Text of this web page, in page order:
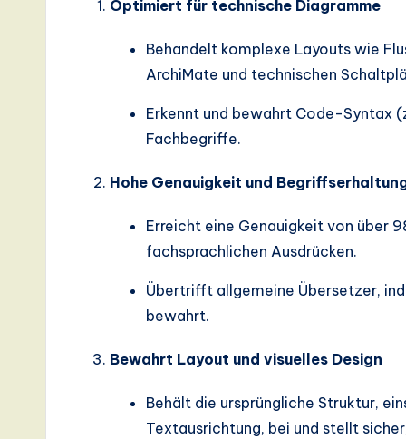
Optimiert für technische Diagramme
Behandelt komplexe Layouts wie
ArchiMate und technischen
Erkennt und bewahrt Code-Syntax
Fachbegriffe.
Hohe Genauigkeit und
Erreicht eine Genauigkeit von über
fachsprachlichen Ausdrücken.
Übertrifft allgemeine Übersetzer,
bewahrt.
Bewahrt Layout und visuelles Design
Behält die ursprüngliche Struktur,
Textausrichtung, bei und stellt